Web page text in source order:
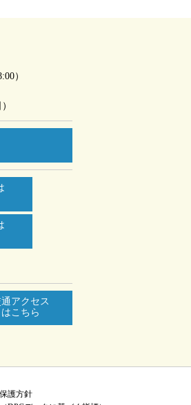
）
アクセス
はこちら
護方針